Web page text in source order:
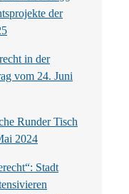
der
in der
vom 24. Juni
Runder Tisch
2024
Stadt